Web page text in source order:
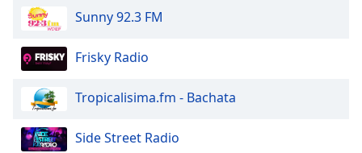
window.
Escape
cancel
and
close
Sunny 92.3 FM
Frisky Radio
Tropicalisima.fm - Bachata
Side Street Radio